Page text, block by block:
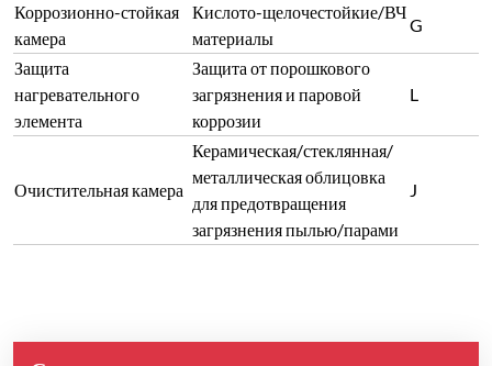
Коррозионно-стойкая
камера
Кислото-щелочестойкие/ВЧ
материалы
G
Защита
нагревательного
элемента
Защита от порошкового
загрязнения и паровой
коррозии
L
Очистительная камера
Керамическая/стеклянная/
металлическая облицовка
для предотвращения
загрязнения пылью/парами
J